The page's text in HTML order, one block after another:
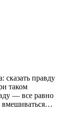
сказать правду
таком
— все равно
вмешиваться…